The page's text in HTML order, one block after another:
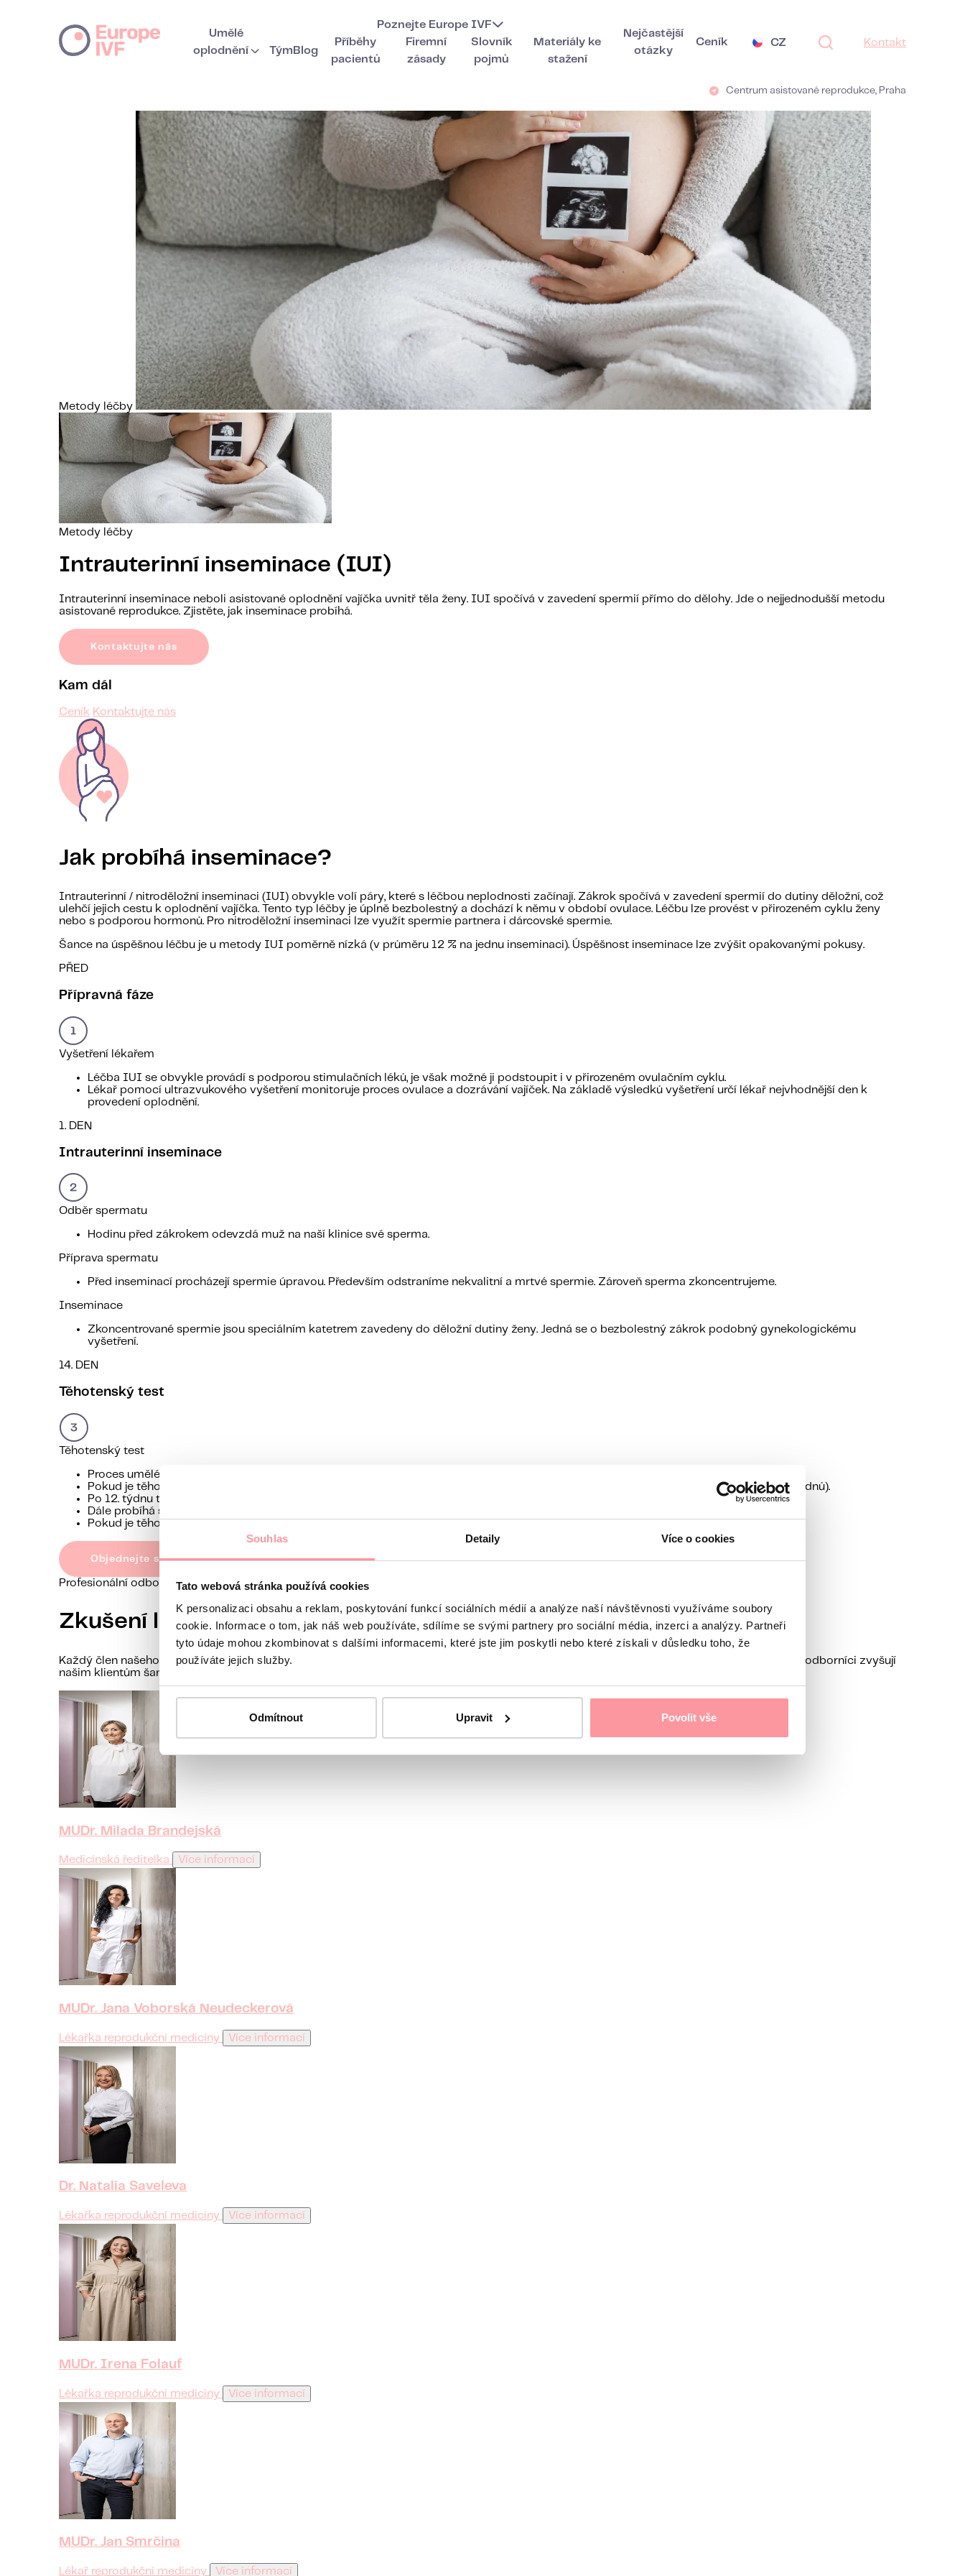
Souhlas Detaily Více o cookies
Tato webová stránka používá cookies
K personalizaci obsahu a reklam, poskytování funkcí sociálních médií a analýze naší návštěvnosti využíváme soubory
cookie. Informace o tom, jak náš web používáte, sdílíme se svými partnery pro sociální média, inzerci a analýzy. Partneři
tyto údaje mohou zkombinovat s dalšími informacemi, které jste jim poskytli nebo které získali v důsledku toho, že
používáte jejich služby.
Odmítnout Upravit Povolit vše
Umělé
oplodnění
Poznejte Europe IVF
TýmBlog
Příběhy
pacientů
Firemní
zásady
Slovník
pojmů
Materiály ke
stažení
Nejčastější
otázky
Ceník CZ Kontakt
Centrum asistované reprodukce, Praha
Metody léčby
Metody léčby
Intrauterinní inseminace (IUI)
Intrauterinní inseminace neboli asistované oplodnění vajíčka uvnitř těla ženy. IUI spočívá v zavedení spermií přímo do dělohy. Jde o nejjednodušší metodu
asistované reprodukce. Zjistěte, jak inseminace probíhá.
Kontaktujte nás
Kam dál
Ceník Kontaktujte nás
Jak probíhá inseminace?
Intrauterinní / nitroděložní inseminaci (IUI) obvykle volí páry, které s léčbou neplodnosti začínají. Zákrok spočívá v zavedení spermií do dutiny děložní, což
ulehčí jejich cestu k oplodnění vajíčka. Tento typ léčby je úplně bezbolestný a dochází k němu v období ovulace. Léčbu lze provést v přirozeném cyklu ženy
nebo s podporou hormonů. Pro nitroděložní inseminaci lze využít spermie partnera i dárcovské spermie.
Šance na úspěšnou léčbu je u metody IUI poměrně nízká (v průměru 12 % na jednu inseminaci). Úspěšnost inseminace lze zvýšit opakovanými pokusy.
PŘED
Přípravná fáze
Vyšetření lékařem
Léčba IUI se obvykle provádí s podporou stimulačních léků, je však možné ji podstoupit i v přirozeném ovulačním cyklu.
Lékař pomocí ultrazvukového vyšetření monitoruje proces ovulace a dozrávání vajíček. Na základě výsledků vyšetření určí lékař nejvhodnější den k
provedení oplodnění.
1. DEN
Intrauterinní inseminace
Odběr spermatu
Hodinu před zákrokem odevzdá muž na naší klinice své sperma.
Příprava spermatu
Před inseminací procházejí spermie úpravou. Především odstraníme nekvalitní a mrtvé spermie. Zároveň sperma zkoncentrujeme.
Inseminace
Zkoncentrované spermie jsou speciálním katetrem zavedeny do děložní dutiny ženy. Jedná se o bezbolestný zákrok podobný gynekologickému
vyšetření.
14. DEN
Těhotenský test
Těhotenský test
Proces umělého oplodnění je završen pozitivním těhotenským testem z krve 14. den po transferu.
Pokud je těhotenský test pozitivní, pak berte dále léky až do 12. týdne gravidity a objednejte se na ultrazvukové vyšetření (cca za 7-10 dnů).
Po 12. týdnu těhotenství léky postupně vysazujte během 7-10 dnů
Dále probíhá standardní prenatální screening a kontroly u vašeho gynekologa.
Pokud je těhotenský test negativní, tak v případě, že užíváte léky, všechny léky vysaďte a po proběhlé menstruaci nás kontaktujte.
Objednejte se na konzultaci
Profesionální odborníci
Zkušení lékaři
Každý člen našeho týmu má mnohaleté zkušenosti s léčbou neplodnosti z velkých center asistované reprodukce v ČR i v zahraničí. Zkušení odborníci zvyšují
našim klientům šance na úspěšné otěhotnění.
MUDr. Milada Brandejská
Medicínská ředitelka Více informací
MUDr. Jana Voborská Neudeckerová
Lékařka reprodukční medicíny Více informací
Dr. Natalia Saveleva
Lékařka reprodukční medicíny Více informací
MUDr. Irena Folauf
Lékařka reprodukční medicíny Více informací
MUDr. Jan Smrčina
Lékař reprodukční medicíny Více informací